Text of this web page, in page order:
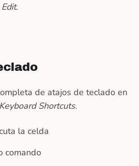
Edit.
de atajos de teclado en
Shortcuts.
la celda
comando